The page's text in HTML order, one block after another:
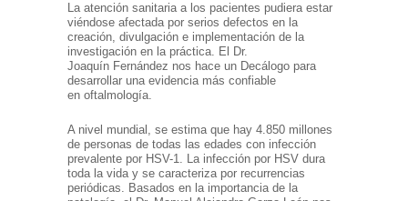
La atención sanitaria a los pacientes pudiera estar
viéndose afectada por serios defectos en la
creación, divulgación e implementación de la
investigación en la práctica. El Dr.
Joaquín Fernández nos hace un Decálogo para
desarrollar una evidencia más confiable
en oftalmología.
A nivel mundial, se estima que hay 4.850 millones
de personas de todas las edades con infección
prevalente por HSV-1. La infección por HSV dura
toda la vida y se caracteriza por recurrencias
periódicas. Basados en la importancia de la